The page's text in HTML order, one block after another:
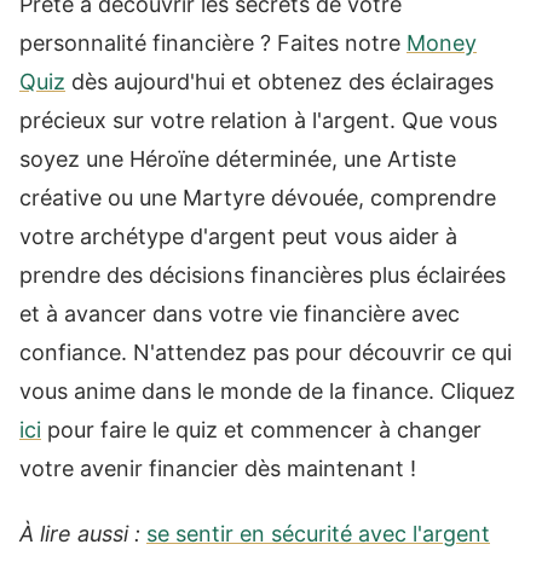
personnalité financière ? Faites notre Money
Quiz dès aujourd'hui et obtenez des éclairages
précieux sur votre relation à l'argent. Que vous
soyez une Héroïne déterminée, une Artiste
créative ou une Martyre dévouée, comprendre
votre archétype d'argent peut vous aider à
prendre des décisions financières plus éclairées
et à avancer dans votre vie financière avec
confiance. N'attendez pas pour découvrir ce qui
vous anime dans le monde de la finance. Cliquez
ici pour faire le quiz et commencer à changer
votre avenir financier dès maintenant !
À lire aussi : se sentir en sécurité avec l'argent